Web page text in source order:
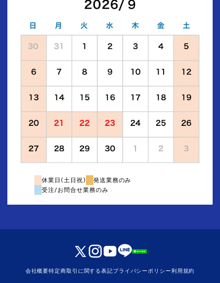
休業日(土日祝)
発送業務のみ
受注/お問合せ業務のみ
会社概要特定商取引に関する表記プライバシーポリシー利用規約